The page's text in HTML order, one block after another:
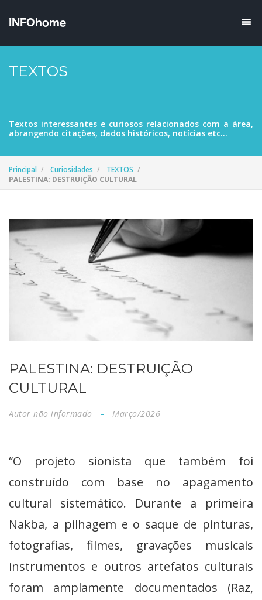
TEXTOS
Textos interessantes e curiosos relacionados com a área,
abrangendo citações, dados históricos, notícias etc...
Principal Curiosidades
TEXTOS
PALESTINA: DESTRUIÇÃO CULTURAL
PALESTINA: DESTRUIÇÃO
CULTURAL
Autor não informado Março/2026
“O projeto sionista que também foi
construído com base no apagamento
cultural sistemático. Durante a primeira
Nakba, a pilhagem e o saque de pinturas,
fotografias, filmes, gravações musicais
instrumentos e outros artefatos culturais
foram amplamente documentados (Raz,